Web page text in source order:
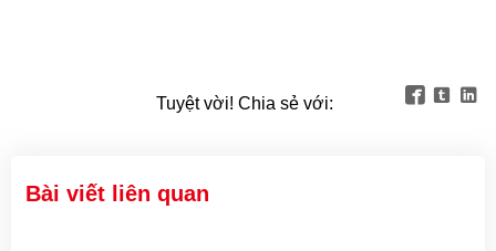
Tuyệt vời! Chia sẻ với:   
Bài viết liên quan